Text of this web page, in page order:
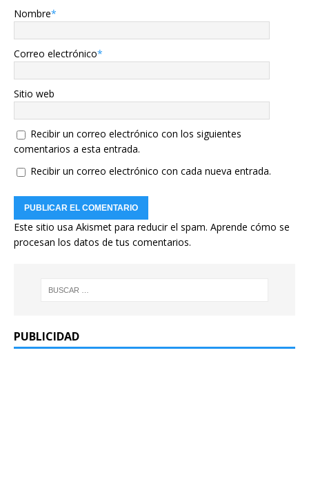
Nombre*
Correo electrónico*
Sitio web
Recibir un correo electrónico con los siguientes
comentarios a esta entrada.
Recibir un correo electrónico con cada nueva entrada.
Este sitio usa Akismet para reducir el spam. Aprende cómo se
procesan los datos de tus comentarios.
PUBLICIDAD